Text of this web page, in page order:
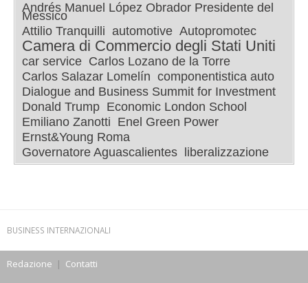
Andrés Manuel López Obrador Presidente del
Messico
Attilio Tranquilli automotive Autopromotec
Camera di Commercio degli Stati Uniti
car service Carlos Lozano de la Torre
Carlos Salazar Lomelín componentistica auto
Dialogue and Business Summit for Investment
Donald Trump Economic London School
Emiliano Zanotti Enel Green Power
Ernst&Young Roma
Governatore Aguascalientes
liberalizzazione
BUSINESS INTERNAZIONALI
Redazione | Contatti